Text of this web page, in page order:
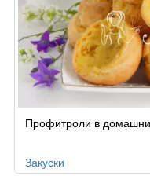
Профитроли в
Закуски